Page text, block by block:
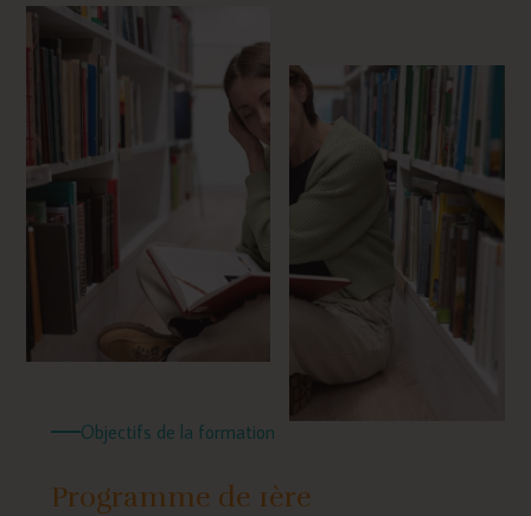
Objectifs de la formation
Programme de 1ère